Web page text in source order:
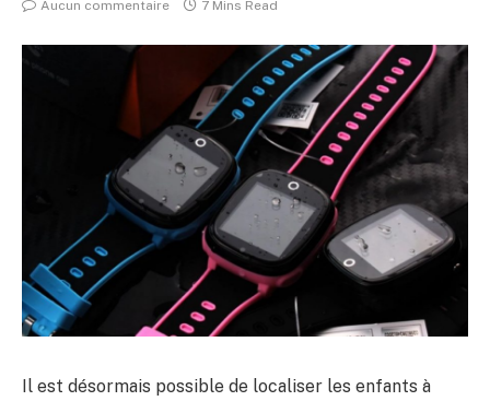
Aucun commentaire
7 Mins Read
Il est désormais possible de localiser les enfants à